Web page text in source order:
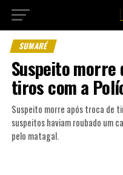
SUMARÉ
Suspeito
tiros com a
Suspeito morre após troca de
suspeitos haviam roubado um
pelo matagal.